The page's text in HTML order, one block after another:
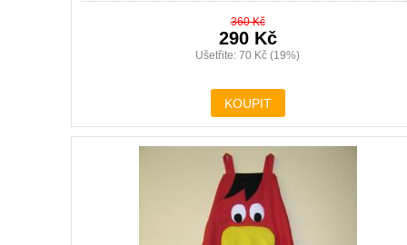
360 Kč
290 Kč
Ušetřite: 70 Kč (19%)
KOUPIT